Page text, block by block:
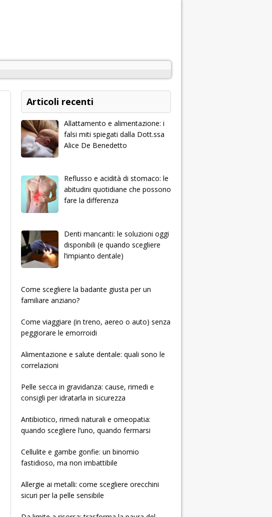
Articoli recenti
Allattamento e alimentazione: i
falsi miti spiegati dalla Dott.ssa
Alice De Benedetto
Reflusso e acidità di stomaco: le
abitudini quotidiane che possono
fare la differenza
Denti mancanti: le soluzioni oggi
disponibili (e quando scegliere
l’impianto dentale)
­­­­­Come scegliere la badante giusta per un
familiare anziano?
Come viaggiare (in treno, aereo o auto) senza
peggiorare le emorroidi
Alimentazione e salute dentale: quali sono le
correlazioni
Pelle secca in gravidanza: cause, rimedi e
consigli per idratarla in sicurezza
Antibiotico, rimedi naturali e omeopatia:
quando scegliere l’uno, quando fermarsi
Cellulite e gambe gonfie: un binomio
fastidioso, ma non imbattibile
Allergie ai metalli: come scegliere orecchini
sicuri per la pelle sensibile